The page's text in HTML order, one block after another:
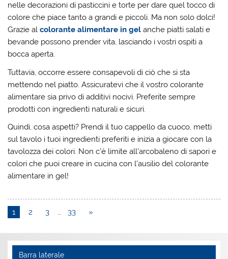
nelle decorazioni di pasticcini e torte per dare quel tocco di
colore che piace tanto a grandi e piccoli. Ma non solo dolci!
Grazie alcolorante alimentare in gelanche piatti salati e
bevande possono prender vita, lasciando i vostri ospiti a
bocca aperta.
Tuttavia, occorre essere consapevoli di ciò che si sta
mettendo nel piatto. Assicuratevi che il vostro colorante
alimentare sia privo di additivi nocivi. Preferite sempre
prodotti con ingredienti naturali e sicuri.
Quindi, cosa aspetti? Prendi il tuo cappello da cuoco, metti
sul tavolo i tuoi ingredienti preferiti e inizia a giocare con la
tavolozza dei colori. Non c’è limite all’arcobaleno di sapori e
colori che puoi creare in cucina con l’ausilio del colorante
alimentare in gel!
1 2 3 … 33 »
Barra laterale